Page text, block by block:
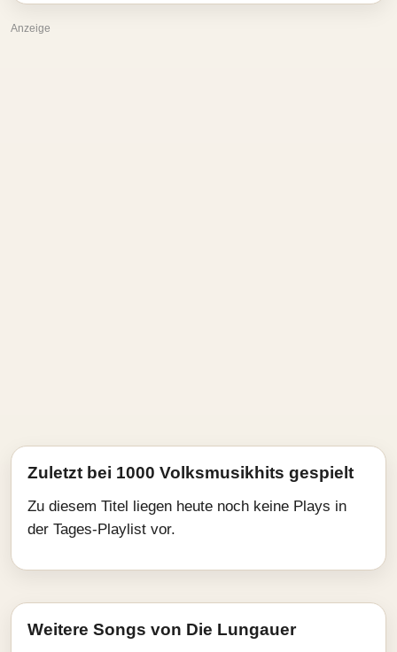
Anzeige
Zuletzt bei 1000 Volksmusikhits gespielt
Zu diesem Titel liegen heute noch keine Plays in
der Tages-Playlist vor.
Weitere Songs von Die Lungauer